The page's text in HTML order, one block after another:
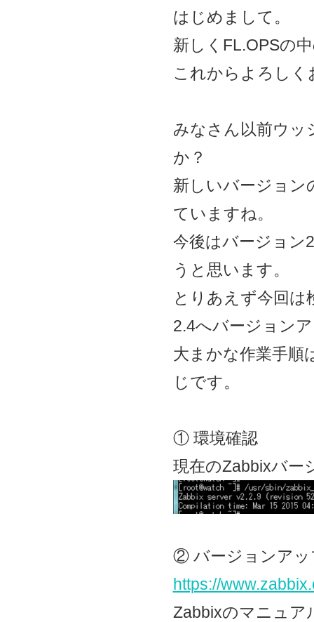
はじめまして。
新しくFL.OPSの
これからよろしく
みなさん以前ウッ
か？
新しいバージョン
ていますね。
今後はバージョン
うと思います。
とりあえず今回は
2.4へバージョン
大まかな作業手順
じです。
① 環境確認
現在のZabbixバー
② バージョンアッ
https://
Zabbixのマニュア